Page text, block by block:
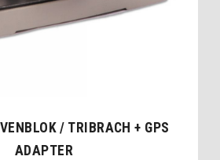
/ TRIBRACH + GPS
ADAPTER